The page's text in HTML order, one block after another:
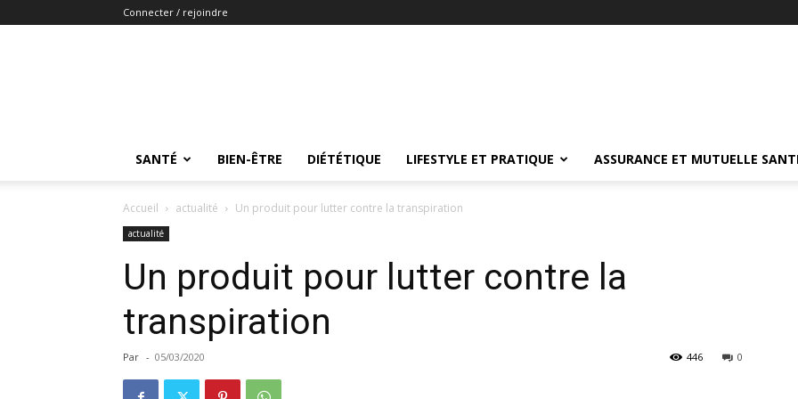
Connecter / rejoindre
SANTÉ BIEN-ÊTRE DIÉTÉTIQUE LIFESTYLE ET PRATIQUE ASSURANCE ET MUTUELLE
Accueil actualité Un produit pour lutter contre la transpiration
actualité
Un produit pour lutter contre la
transpiration
Par - 05/03/2020 0
446